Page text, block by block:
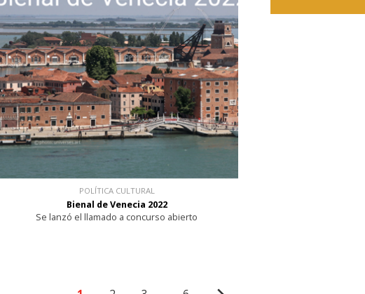
POLÍTICA CULTURAL
Bienal de Venecia 2022
Se lanzó el llamado a concurso abierto